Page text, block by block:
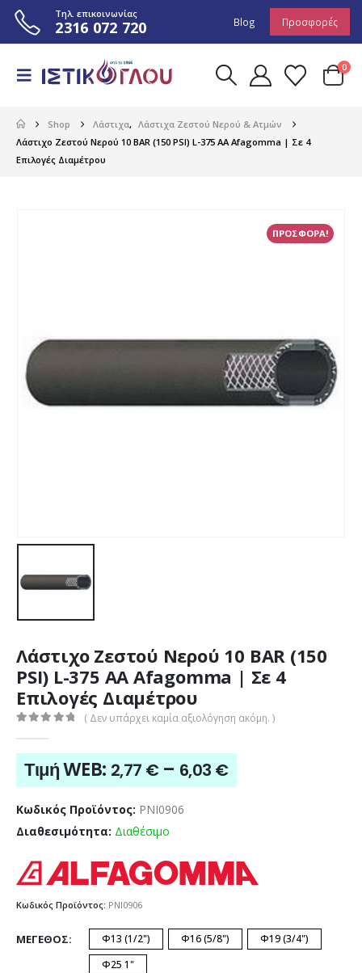
Τηλ. επικοινωνίας
2316 072 720 Blog Προσφορές
0
Shop Λάστιχα, Λάστιχα Ζεστού Νερού & Ατμών
Λάστιχο Ζεστού Νερού 10 BAR (150 PSI) L-375 AA Afagomma | Σε 4
Επιλογές Διαμέτρου
ΠΡΟΣΦΟΡΑ!
Λάστιχο Ζεστού Νερού 10 BAR (150
PSI) L-375 AA Afagomma | Σε 4
Επιλογές Διαμέτρου
( Δεν υπάρχει καμία αξιολόγηση ακόμη. )
Τιμή WEB: 2,77 € – 6,03 €Price
range:
Κωδικός Προϊόντος: PNI0906
Διαθεσιμότητα: Διαθέσιμο
Κωδικός Προϊόντος: PNI0906
ΜΈΓΕΘΟΣ Φ13 (1/2") Φ16 (5/8")
Φ19 (3/4")
Φ25 1"